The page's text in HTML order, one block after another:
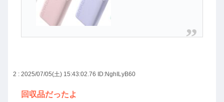
2 : 2025/07/05(土) 15:43:02.76 ID:NghILyB60
回収品だったよ